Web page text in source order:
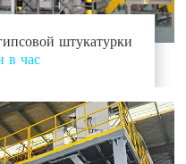
штукатурки
в час